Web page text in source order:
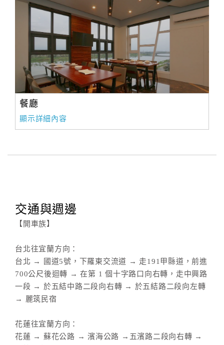
宣
餐廳
顯示詳細內容
交通與週邊
【開車族】
台北往宜蘭方向：
台北 → 國道5號，下羅東交流道 → 走191甲縣道，前進
700公尺後迴轉 → 在第 1 個十字路口向右轉，走中興路
一段 → 於五結中路二段向右轉 → 於五結路二段向左轉
→ 麗筑民宿
花蓮往宜蘭方向：
花蓮 → 蘇花公路 → 濱海公路 →五濱路二段向右轉 →